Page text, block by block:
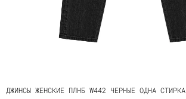
ДЖИНСЫ ЖЕНСКИЕ ПЛНБ W442 ЧЕРНЫЕ ОДНА СТИРКА